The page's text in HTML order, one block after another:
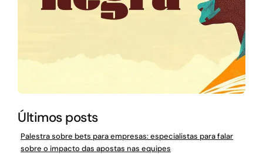
Últimos posts
Palestra sobre bets para empresas: especialistas para falar
sobre o impacto das apostas nas equipes